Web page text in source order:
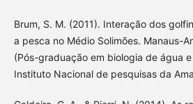
Brum, S. M. (2011). Interação dos
a pesca no Médio Solimões. Manaus-
(Pós-graduação em biologia de água
Instituto Nacional de pesquisas da